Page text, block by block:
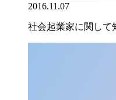
2016.11.07
社会起業家に関して